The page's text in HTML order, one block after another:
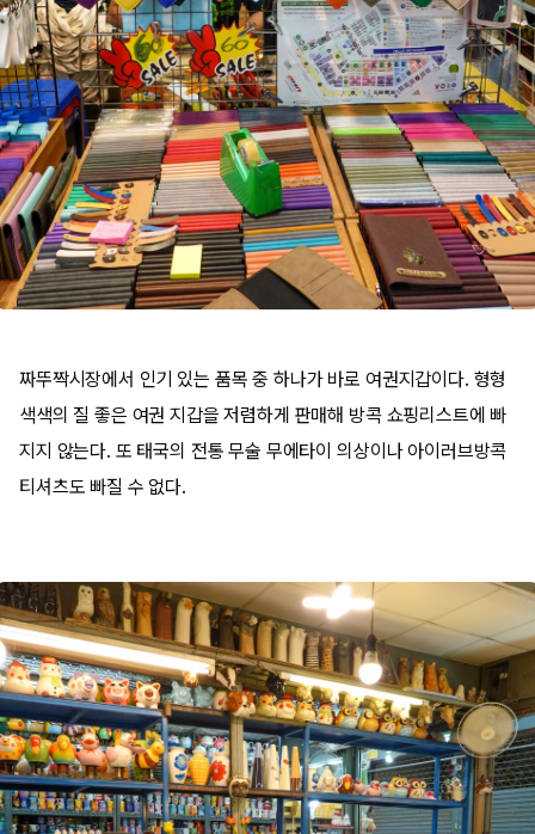
짜뚜짝시장에서 인기 있는 품목 중 하나가 바로 여권지갑이다. 형형
색색의 질 좋은 여권 지갑을 저렴하게 판매해 방콕 쇼핑리스트에 빠
지지 않는다. 또 태국의 전통 무술 무에타이 의상이나 아이러브방콕
티셔츠도 빠질 수 없다.